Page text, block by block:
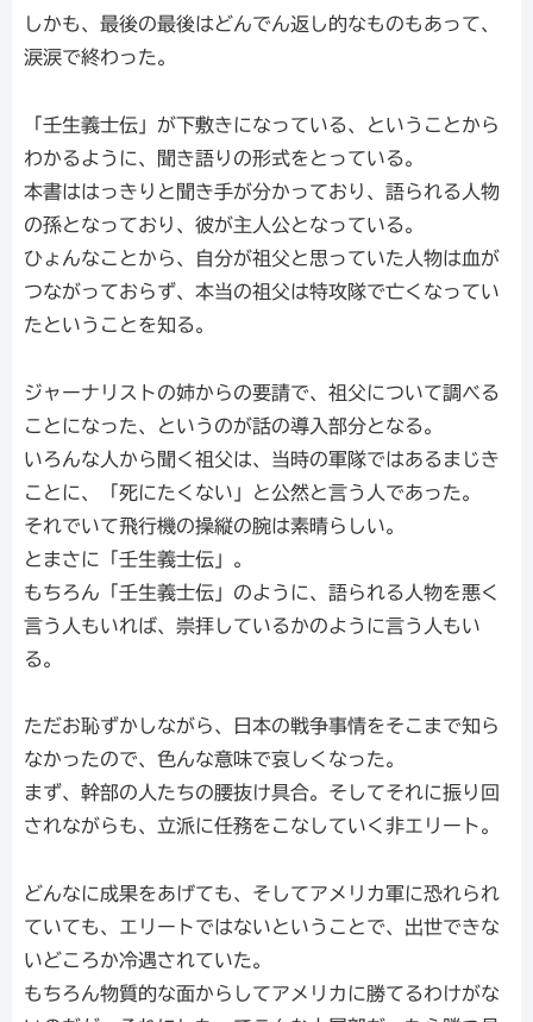
しかも、最後の最後はどんでん返し的なものもあって、
涙涙で終わった。
「壬生義士伝」が下敷きになっている、ということから
わかるように、聞き語りの形式をとっている。
本書ははっきりと聞き手が分かっており、語られる人物
の孫となっており、彼が主人公となっている。
ひょんなことから、自分が祖父と思っていた人物は血が
つながっておらず、本当の祖父は特攻隊で亡くなってい
たということを知る。
ジャーナリストの姉からの要請で、祖父について調べる
ことになった、というのが話の導入部分となる。
いろんな人から聞く祖父は、当時の軍隊ではあるまじき
ことに、「死にたくない」と公然と言う人であった。
それでいて飛行機の操縦の腕は素晴らしい。
とまさに「壬生義士伝」。
もちろん「壬生義士伝」のように、語られる人物を悪く
言う人もいれば、崇拝しているかのように言う人もい
る。
ただお恥ずかしながら、日本の戦争事情をそこまで知ら
なかったので、色んな意味で哀しくなった。
まず、幹部の人たちの腰抜け具合。そしてそれに振り回
されながらも、立派に任務をこなしていく非エリート。
どんなに成果をあげても、そしてアメリカ軍に恐れられ
ていても、エリートではないということで、出世できな
いどころか冷遇されていた。
もちろん物質的な面からしてアメリカに勝てるわけがな